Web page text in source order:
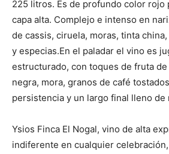
225 litros. Es de profundo color rojo
capa alta. Complejo e intenso en
de cassis, ciruela, moras, tinta
y especias.En el paladar el vino es
estructurado, con toques de fruta
negra, mora, granos de café
persistencia y un largo final lleno de
Ysios Finca El Nogal, vino de alta
indiferente en cualquier